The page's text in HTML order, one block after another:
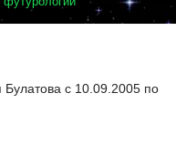
Булатова с 10.09.2005 по